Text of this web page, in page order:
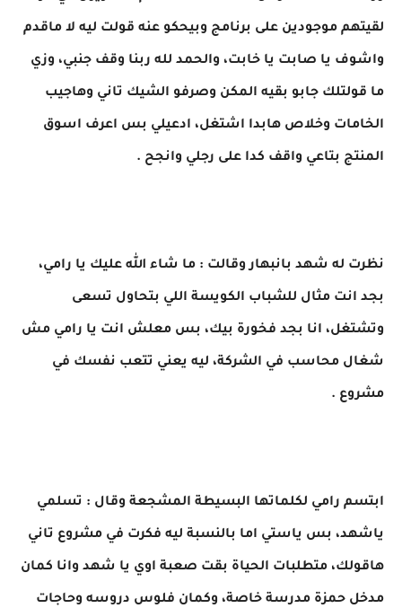
لقيتهم موجودين على برنامج وبيحكو عنه قولت ليه لا ماقدم
واشوف يا صابت يا خابت، والحمد لله ربنا وقف جنبي، وزي
ما قولتلك جابو بقيه المكن وصرفو الشيك تاني وهاجيب
الخامات وخلاص هابدا اشتغل، ادعيلي بس اعرف اسوق
المنتج بتاعي واقف كدا على رجلي وانجح .
نظرت له شهد بانبهار وقالت : ما شاء الله عليك يا رامي،
بجد انت مثال للشباب الكويسة اللي بتحاول تسعى
وتشتغل، انا بجد فخورة بيك، بس معلش انت يا رامي مش
شغال محاسب في الشركة، ليه يعني تتعب نفسك في
مشروع .
ابتسم رامي لكلماتها البسيطة المشجعة وقال : تسلمي
ياشهد، بس ياستي اما بالنسبة ليه فكرت في مشروع تاني
هاقولك، متطلبات الحياة بقت صعبة اوي يا شهد وانا كمان
مدخل حمزة مدرسة خاصة، وكمان فلوس دروسه وحاجات